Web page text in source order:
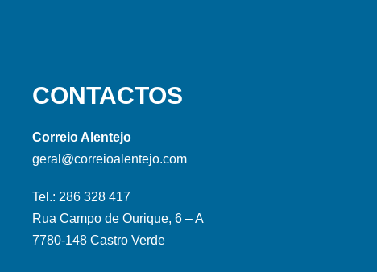
CONTACTOS
Correio Alentejo
geral@correioalentejo.com
Tel.: 286 328 417
Rua Campo de Ourique, 6 – A
7780-148 Castro Verde